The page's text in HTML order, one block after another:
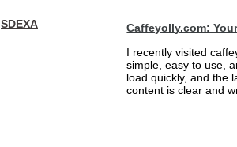
SDEXA
Caffeyolly.com:
I recently visited
simple, easy to use,
load quickly, and the
content is clear and